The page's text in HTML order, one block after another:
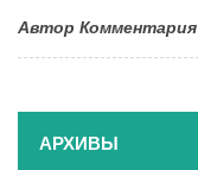
Автор Комментария
АРХИВЫ